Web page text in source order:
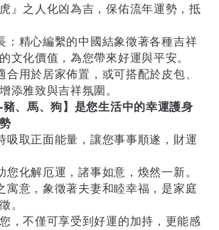
』之人化凶為吉，保佑流年運勢，抵
：精心編繫的中國結象徵著各種吉祥
文化價值，為您帶來好運與平安。
用於居家佈置，或可搭配於皮包、
添雅致與吉祥氛圍。
豬、馬、狗】是您生活中的幸運護身
吸取正面能量，讓您事事順遂，財運
化解厄運，諸事如意，煥然一新。
寓意，象徵著夫妻和睦幸福，是家庭
。
，不僅可享受到好運的加持，更能感